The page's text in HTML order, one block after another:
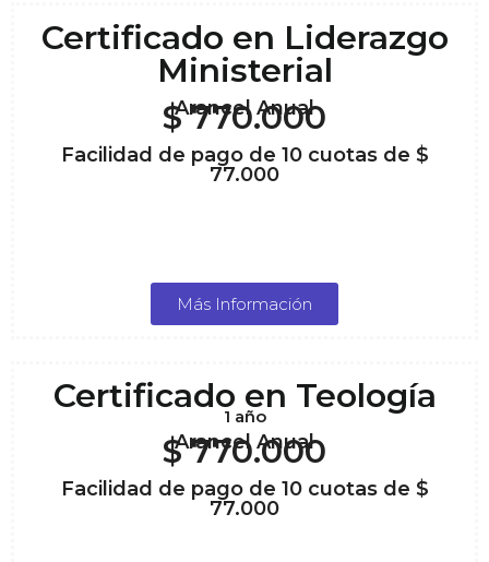
Certificado en Liderazgo
Ministerial
Arancel Anual
$ 770.000
Facilidad de pago de 10 cuotas de $
77.000
Más Información
Certificado en Teología
1 año
Arancel Anual
$ 770.000
Facilidad de pago de 10 cuotas de $
77.000